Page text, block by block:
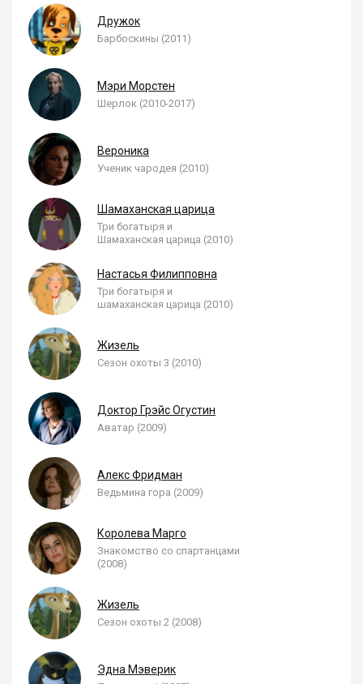
Дружок
Барбоскины (2011)
Мэри Морстен
Шерлок (2010-2017)
Вероника
Ученик чародея (2010)
Шамаханская царица
Три богатыря и
Шамаханская царица (2010)
Настасья Филипповна
Три богатыря и
шамаханская царица (2010)
Жизель
Сезон охоты 3 (2010)
Доктор Грэйс Огустин
Аватар (2009)
Алекс Фридман
Ведьмина гора (2009)
Королева Марго
Знакомство со спартанцами
(2008)
Жизель
Сезон охоты 2 (2008)
Эдна Мэверик